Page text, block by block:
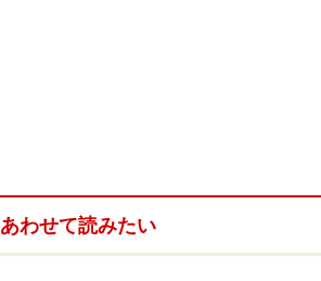
あわせて読みたい